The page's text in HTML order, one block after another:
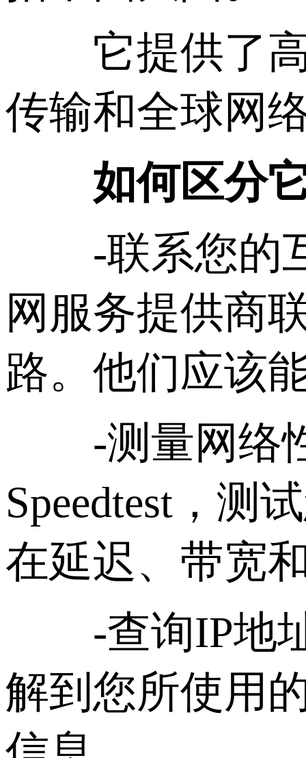
它提供了高
传输和全球网
如何区分
-联系您的互
网服务提供商
路。他们应该
-测量网络性
Speedtest，测
在延迟、带宽
-查询IP地址
解到您所使用